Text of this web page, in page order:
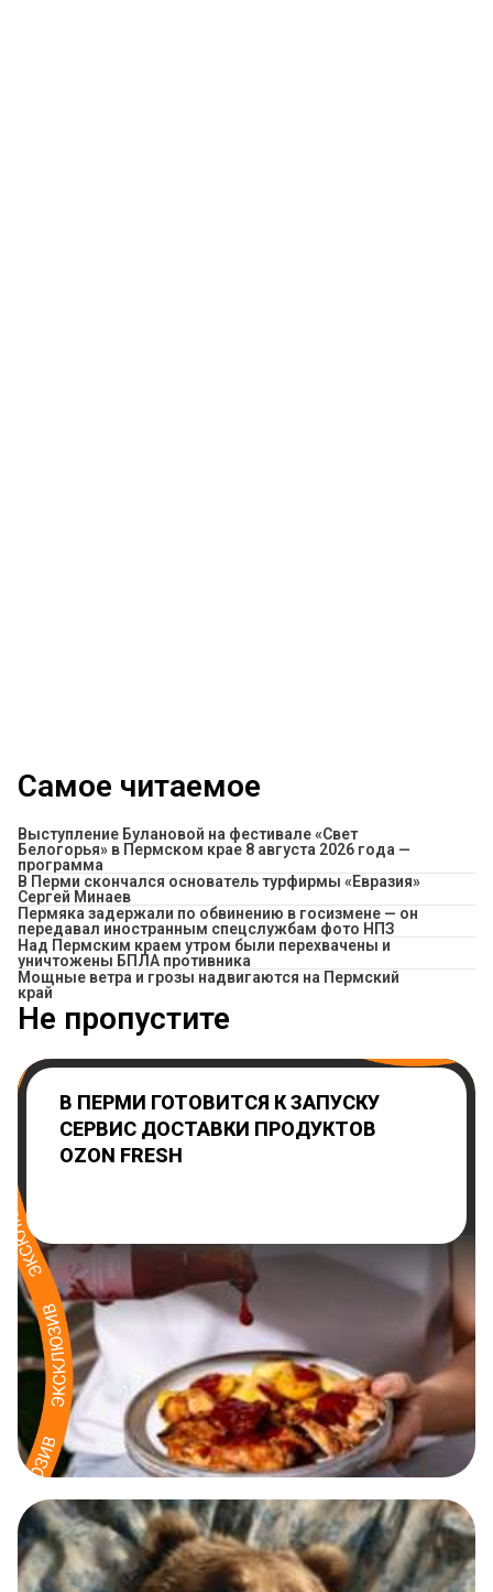
Самое читаемое
Выступление Булановой на фестивале «Свет
Белогорья» в Пермском крае 8 августа 2026 года —
программа
В Перми скончался основатель турфирмы «Евразия»
Сергей Минаев
Пермяка задержали по обвинению в госизмене — он
передавал иностранным спецслужбам фото НПЗ
Над Пермским краем утром были перехвачены и
уничтожены БПЛА противника
Мощные ветра и грозы надвигаются на Пермский
край
Не пропустите
В ПЕРМИ ГОТОВИТСЯ К ЗАПУСКУ
СЕРВИС ДОСТАВКИ ПРОДУКТОВ
OZON FRESH